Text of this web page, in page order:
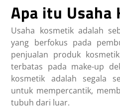
Apa itu Usaha
Usaha kosmetik adalah
yang berfokus pada
penjualan produk
terbatas pada make-up
kosmetik adalah segala
untuk mempercantik,
tubuh dari luar.